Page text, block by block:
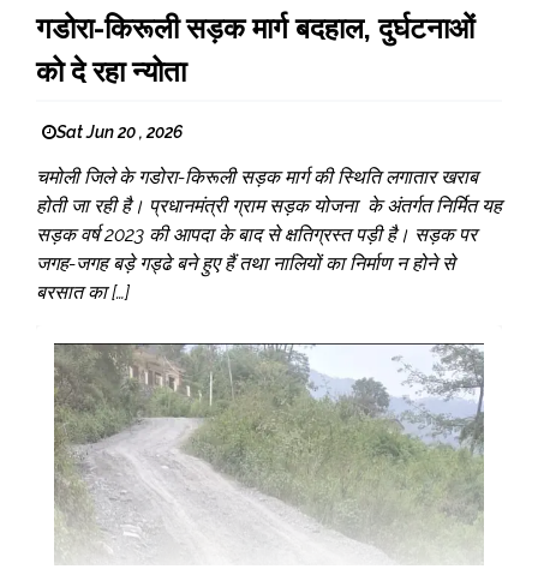
गडोरा-किरूली सड़क मार्ग बदहाल, दुर्घटनाओं
को दे रहा न्योता
Sat Jun 20 , 2026
चमोली जिले के गडोरा-किरूली सड़क मार्ग की स्थिति लगातार खराब
होती जा रही है। प्रधानमंत्री ग्राम सड़क योजना के अंतर्गत निर्मित यह
सड़क वर्ष 2023 की आपदा के बाद से क्षतिग्रस्त पड़ी है। सड़क पर
जगह-जगह बड़े गड्ढे बने हुए हैं तथा नालियों का निर्माण न होने से
बरसात का […]